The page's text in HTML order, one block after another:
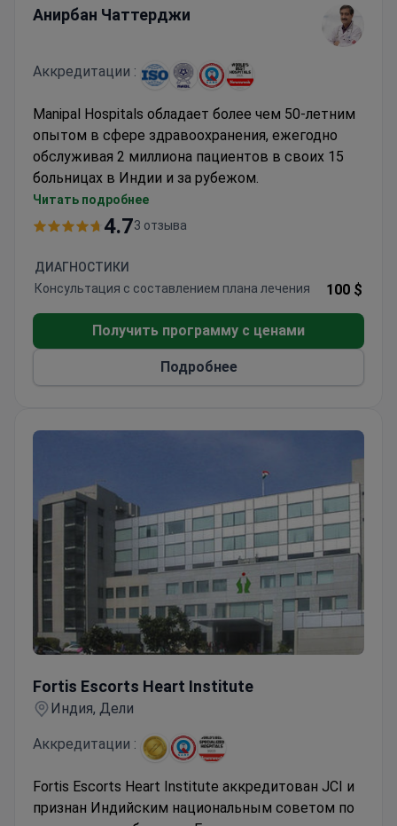
Анирбан Чаттерджи
Аккредитации :
Manipal Hospitals обладает более чем 50-летним
опытом в сфере здравоохранения, ежегодно
обслуживая 2 миллиона пациентов в своих 15
больницах в Индии и за рубежом.
Комплексная стоматологическая помощь в
рамках крупной многопрофильной больничной
Часть Manipal Group, третьего по величине
поставщика медицинских услуг в Индии
и Малайзию
Читать подробнее
4.73 отзыва
ДИАГНОСТИКИ
Консультация с составлением плана лечения
100 $
Получить программу с ценами
Подробнее
Fortis Escorts Heart Institute
Индия, Дели
Аккредитации :
Fortis Escorts Heart Institute аккредитован JCI и
признан Индийским национальным советом по